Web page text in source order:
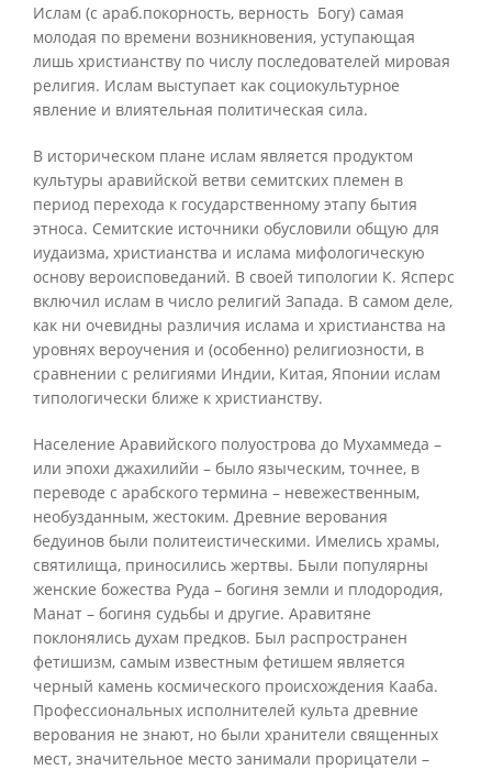
Ислам (с араб.покорность, верность Богу) самая
молодая по времени возникновения, уступающая
лишь христианству по числу последователей мировая
религия. Ислам выступает как социокультурное
явление и влиятельная политическая сила.
В историческом плане ислам является продуктом
культуры аравийской ветви семитских племен в
период перехода к государственному этапу бытия
этноса. Семитские источники обусловили общую для
иудаизма, христианства и ислама мифологическую
основу вероисповеданий. В своей типологии К. Ясперс
включил ислам в число религий Запада. В самом деле,
как ни очевидны различия ислама и христианства на
уровнях вероучения и (особенно) религиозности, в
сравнении с религиями Индии, Китая, Японии ислам
типологически ближе к христианству.
Население Аравийского полуострова до Мухаммеда –
или эпохи джахилийи – было языческим, точнее, в
переводе с арабского термина – невежественным,
необузданным, жестоким. Древние верования
бедуинов были политеистическими. Имелись храмы,
святилища, приносились жертвы. Были популярны
женские божества Руда – богиня земли и плодородия,
Манат – богиня судьбы и другие. Аравитяне
поклонялись духам предков. Был распространен
фетишизм, самым известным фетишем является
черный камень космического происхождения Кааба.
Профессиональных исполнителей культа древние
верования не знают, но были хранители священных
мест, значительное место занимали прорицатели –